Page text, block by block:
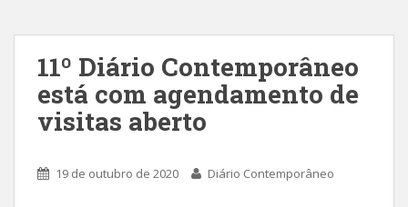
11º Diário Contemporâneo
está com agendamento de
visitas aberto
19 de outubro de 2020 Diário Contemporâneo